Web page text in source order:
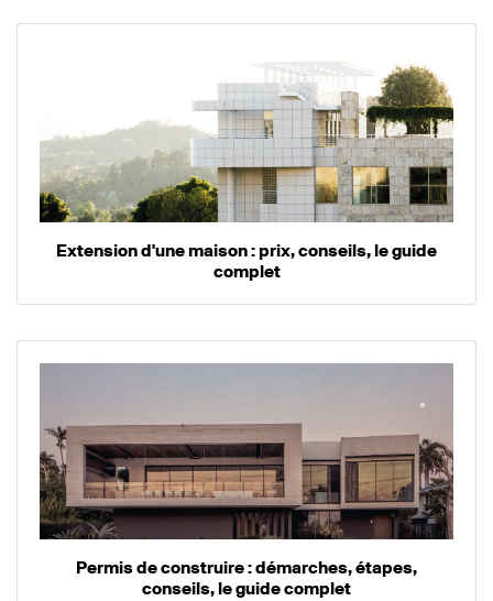
Extension d'une maison : prix, conseils, le guide
complet
Permis de construire : démarches, étapes,
conseils, le guide complet